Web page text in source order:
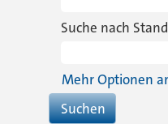
Suche nach
Mehr Optionen